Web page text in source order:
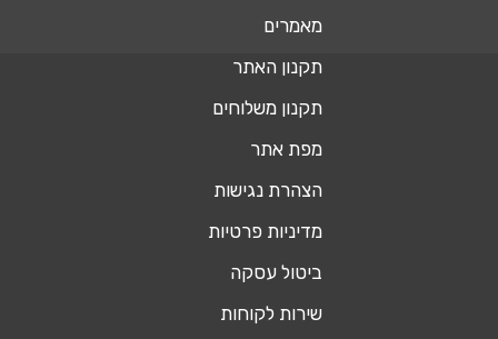
מאמרים
תקנון האתר
תקנון משלוחים
מפת אתר
הצהרת נגישות
מדיניות פרטיות
ביטול עסקה
שירות לקוחות